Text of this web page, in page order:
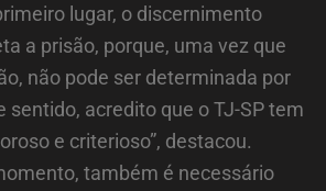
lugar, o discernimento
a prisão, porque, uma vez que
não pode ser determinada por
sentido, acredito que o TJ-SP tem
e criterioso”, destacou.
também é necessário